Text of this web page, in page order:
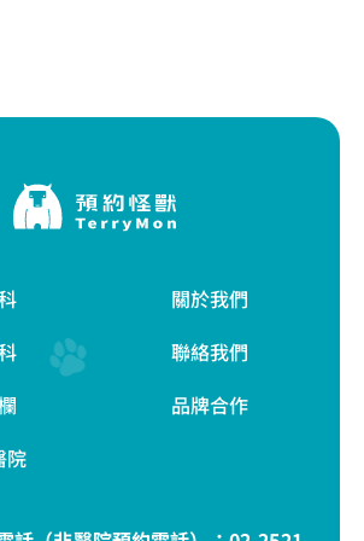
院
關於我們
聯絡我們
品牌合作